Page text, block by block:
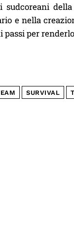
della
e nella
passi per
SURVIVAL